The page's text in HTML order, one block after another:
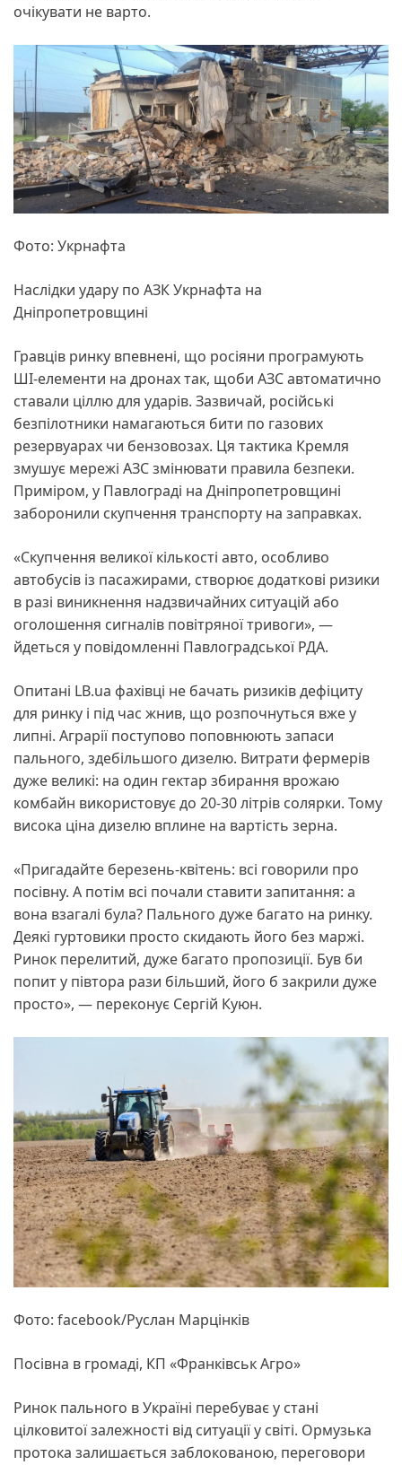
очікувати не варто.
Фото: Укрнафта
Наслідки удару по АЗК Укрнафта на
Дніпропетровщині
Гравців ринку впевнені, що росіяни програмують
ШІ-елементи на дронах так, щоби АЗС автоматично
ставали ціллю для ударів. Зазвичай, російські
безпілотники намагаються бити по газових
резервуарах чи бензовозах. Ця тактика Кремля
змушує мережі АЗС змінювати правила безпеки.
Приміром, у Павлограді на Дніпропетровщині
заборонили скупчення транспорту на заправках.
«Скупчення великої кількості авто, особливо
автобусів із пасажирами, створює додаткові ризики
в разі виникнення надзвичайних ситуацій або
оголошення сигналів повітряної тривоги», —
йдеться у повідомленні Павлоградської РДА.
Опитані LB.ua фахівці не бачать ризиків дефіциту
для ринку і під час жнив, що розпочнуться вже у
липні. Аграрії поступово поповнюють запаси
пального, здебільшого дизелю. Витрати фермерів
дуже великі: на один гектар збирання врожаю
комбайн використовує до 20-30 літрів солярки. Тому
висока ціна дизелю вплине на вартість зерна.
«Пригадайте березень-квітень: всі говорили про
посівну. А потім всі почали ставити запитання: а
вона взагалі була? Пального дуже багато на ринку.
Деякі гуртовики просто скидають його без маржі.
Ринок перелитий, дуже багато пропозиції. Був би
попит у півтора рази більший, його б закрили дуже
просто», — переконує Сергій Куюн.
Фото: facebook/Руслан Марцінків
Посівна в громаді, КП «Франківськ Агро»
Ринок пального в Україні перебуває у стані
цілковитої залежності від ситуації у світі. Ормузька
протока залишається заблокованою, переговори